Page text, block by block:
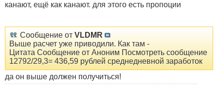
канают, ещё как канают. для этого есть пропоции
Сообщение от VLDMR
Выше расчет уже приводили. Как там -
Цитата Сообщение от Аноним Посмотреть сообщение
12792/29,3= 436,59 рублей среднедневной заработок
да он выше должен получиться!